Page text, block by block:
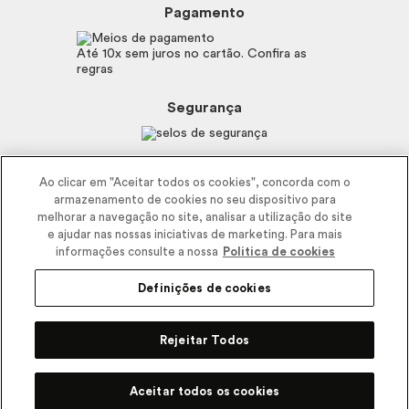
R$53,80
2x R$ 26,90 no cartão
Código de defesa do consumidor
Trabalhe com a gente
Recomendações Covid19
Fale Conosco
E-mail
Pagamento
Até 10x sem juros no cartão. Confira as
regras
Segurança
CEP 11900-000 | CNPJ/MF 11.137.051/0406-41 IE 574.066.180.111
Pode Confiar
Ao clicar em "Aceitar todos os cookies", concorda com o
armazenamento de cookies no seu dispositivo para
melhorar a navegação no site, analisar a utilização do site
e ajudar nas nossas iniciativas de marketing. Para mais
informações consulte a nossa
Politica de cookies
Definições de cookies
Rejeitar Todos
Aceitar todos os cookies